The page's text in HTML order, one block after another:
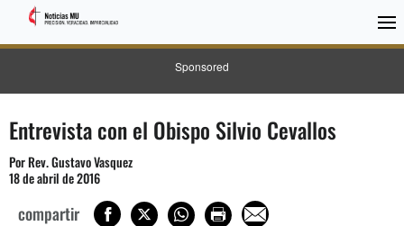
Sponsored
Entrevista con el Obispo Silvio Cevallos
Por Rev. Gustavo Vasquez
18 de abril de 2016
compartir